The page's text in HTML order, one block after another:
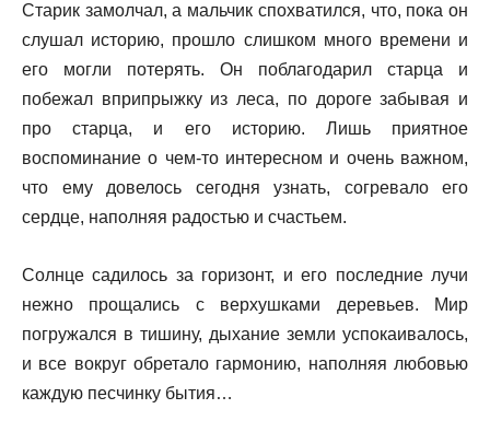
Старик замолчал, а мальчик спохватился, что, пока он
слушал историю, прошло слишком много времени и
его могли потерять. Он поблагодарил старца и
побежал вприпрыжку из леса, по дороге забывая и
про старца, и его историю. Лишь приятное
воспоминание о чем-то интересном и очень важном,
что ему довелось сегодня узнать, согревало его
сердце, наполняя радостью и счастьем.
Солнце садилось за горизонт, и его последние лучи
нежно прощались с верхушками деревьев. Мир
погружался в тишину, дыхание земли успокаивалось,
и все вокруг обретало гармонию, наполняя любовью
каждую песчинку бытия…